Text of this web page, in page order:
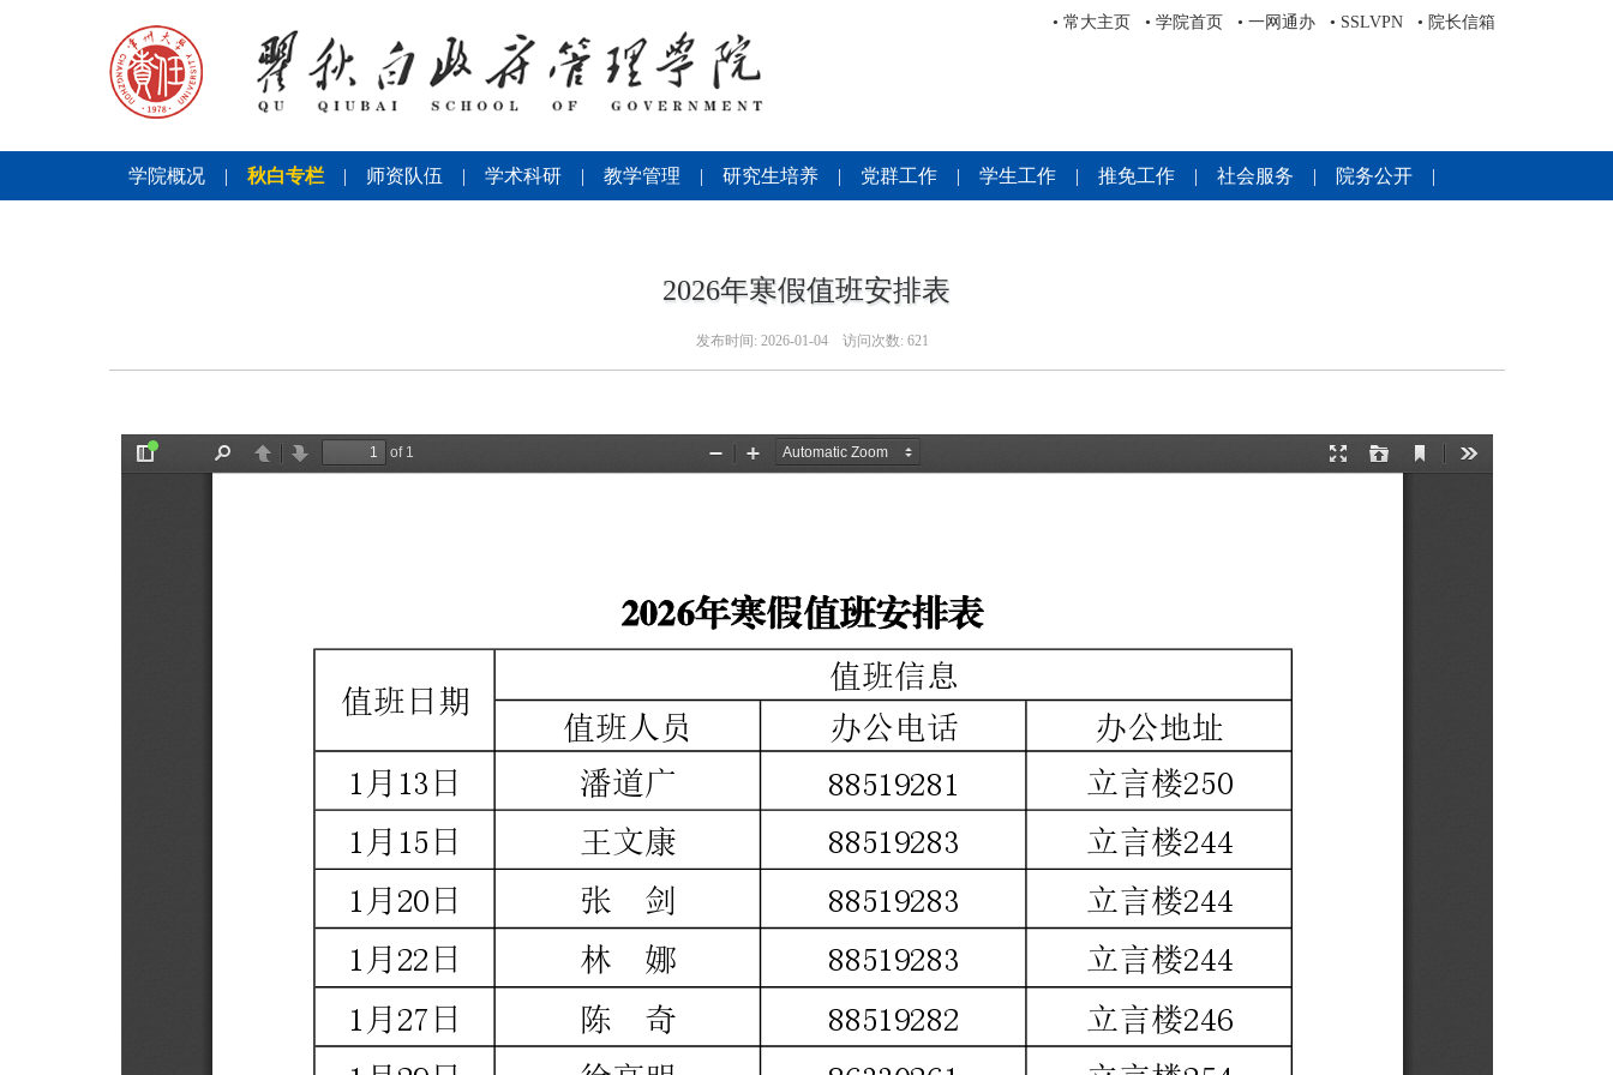
• 常大主页 • 学院首页 • 一网通办• SSLVPN• 院长信箱
学院概况 | 秋白专栏 | 师资队伍 | 学术科研 | 教学管理 | 研究生培养 | 党群工作 | 学生工作 | 推免工作 | 社会服务 | 院务公开 |
2026年寒假值班安排表
发布时间: 2026-01-04访问次数: 621